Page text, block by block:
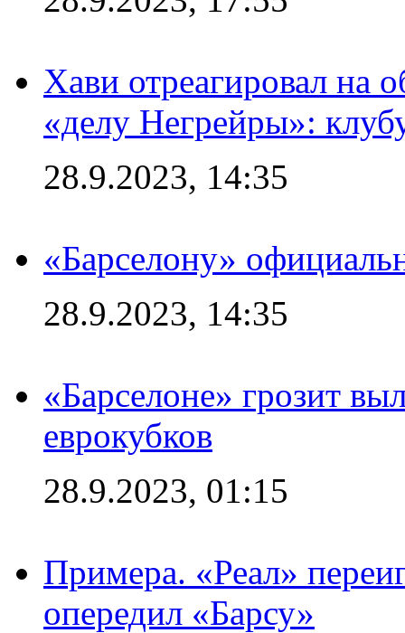
Хави отреагировал на
«делу Негрейры»:
28.9.2023, 14:35
«Барселону»
28.9.2023, 14:35
«Барселоне» грозит
еврокубков
28.9.2023, 01:15
Примера. «Реал»
опередил «Барсу»